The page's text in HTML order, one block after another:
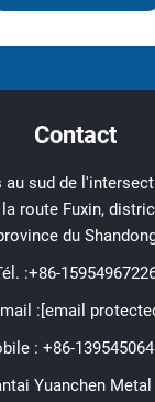
Contact
au sud de
route Fuxin,
du
:+86-
: [email
: +86-
Yuanchen Metal